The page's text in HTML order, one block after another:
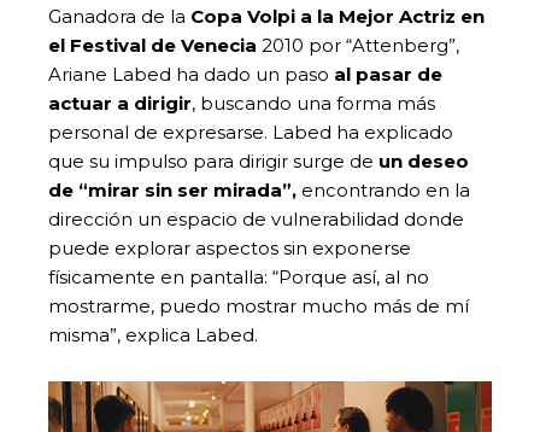
Ganadora de la Copa Volpi a la Mejor Actriz en
el Festival de Venecia 2010 por “Attenberg”,
Ariane Labed ha dado un paso al pasar de
actuar a dirigir, buscando una forma más
personal de expresarse. Labed ha explicado
que su impulso para dirigir surge de un deseo
de “mirar sin ser mirada”, encontrando en la
dirección un espacio de vulnerabilidad donde
puede explorar aspectos sin exponerse
físicamente en pantalla: “Porque así, al no
mostrarme, puedo mostrar mucho más de mí
misma”, explica Labed.